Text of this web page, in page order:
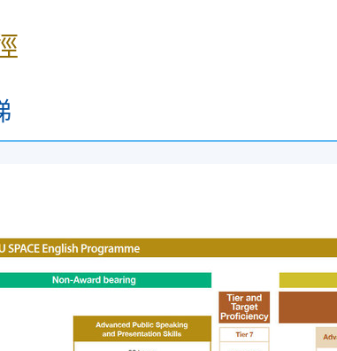
准退款或轉至其他班級的要求。
/非永久性香港居民有資格在香港大學專業進修學院
讀兼讀制課程前無需事先獲得批准）：
工作/就業簽證的人；
投資者入境計畫留在香港的人士；和
地畢業生移民安排 (IANG) 的人士
有責任確保其簽證有效並做出適當的簽證安排。報名